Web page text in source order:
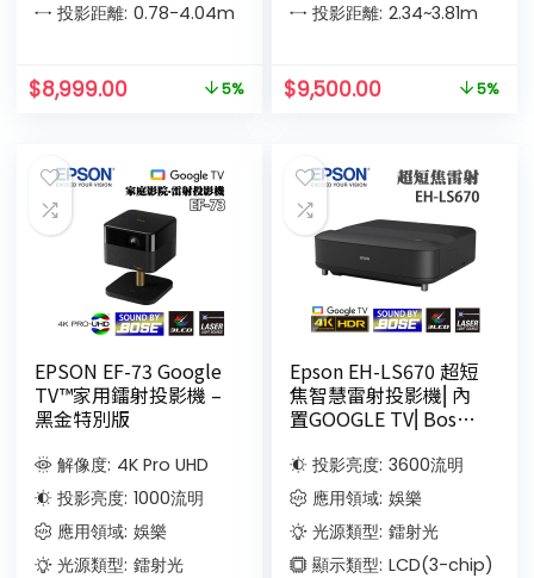
投影距離: 0.78-4.04m
$8,999.00 5%
投影距離: 2.34~3.81m
$9,500.00 5%
EPSON EF-73 Google
TV™家用鐳射投影機 –
黑金特別版
解像度: 4K Pro UHD
投影亮度: 1000流明
應用領域: 娛樂
光源類型: 鐳射光
Epson EH-LS670 超短
焦智慧雷射投影機⎜內
置GOOGLE TV⎜Bose
投影亮度: 3600流明
應用領域: 娛樂
光源類型: 鐳射光
顯示類型: LCD(3-chip)